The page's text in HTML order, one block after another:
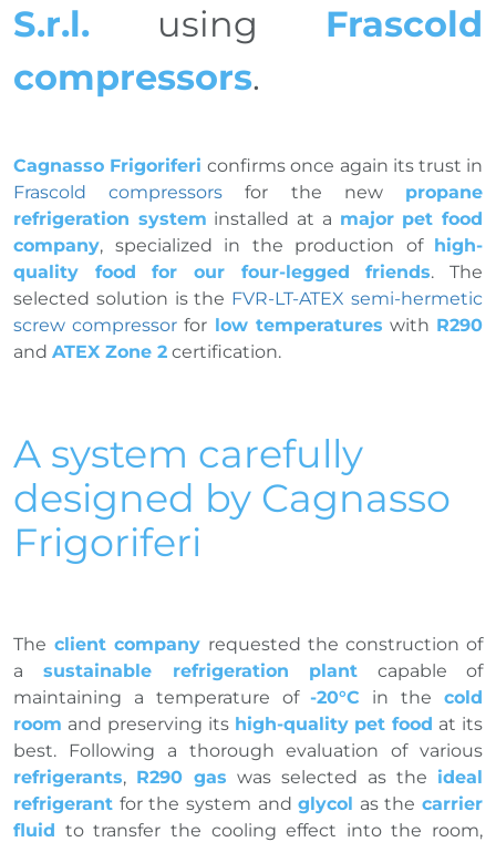
S.r.l. using Frascold
compressors.
Cagnasso Frigorifericonfirms once again its trust in
Frascold compressors for the new propane
refrigeration system installed at a major pet food
company, specialized in the production of high-
quality food for our four-legged friends. The
selected solution is the FVR-LT-ATEX semi-hermetic
screw compressor for low temperatures with R290
and ATEX Zone 2 certification.
A system carefully
designed by Cagnasso
Frigoriferi
The client company requested the construction of
a sustainable refrigeration plant capable of
maintaining a temperature of-20°C in thecold
room and preserving its high-quality pet food at its
best. Following a thorough evaluation of various
refrigerants, R290 gas was selected as the ideal
refrigerant for the system andglycol as the carrier
fluid to transfer the cooling effect into the room,